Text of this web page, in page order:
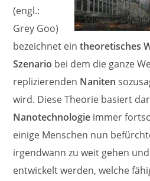
(engl.:
Grey Goo)
bezeichnet eintheoretisches
Szenario bei dem die ganze
replizierenden Naniten
wird. Diese Theorie basiert
Nanotechnologie immer
einige Menschen nun
irgendwann zu weit gehen
entwickelt werden, welche